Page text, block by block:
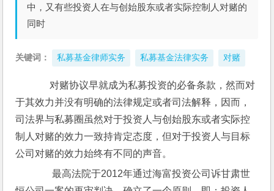
中，又有些投资人在与创始股东或者实际控制人对赌的
同时
关键词： 私募基金律师实务 私募基金法律实务 对赌
对赌协议早就成为私募投资的必备条款，然而对
于其效力并没有明确的法律规定或者司法解释，因而，
司法界与私募圈虽然对于投资人与创始股东或者实际控
制人对赌的效力一致持肯定态度，但对于投资人与目标
公司对赌的效力始终有不同的声音。
最高法院于2012年通过海富投资公司诉甘肃世